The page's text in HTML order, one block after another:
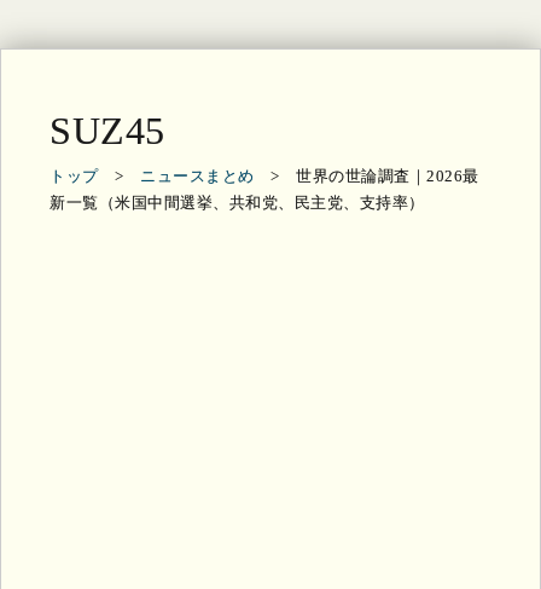
SUZ45
トップ> ニュースまとめ > 世界の世論調査｜2026最
新一覧（米国中間選挙、共和党、民主党、支持率）